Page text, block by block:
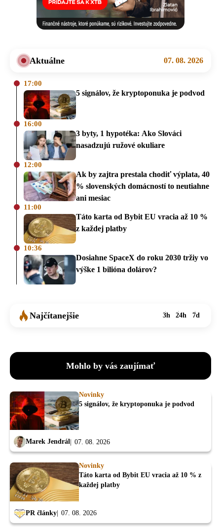
Aktuálne 07. 08. 2026
17:00
5 signálov, že kryptoponuka je podvod
16:00
3 byty, 1 hypotéka: Ako Slováci
nasadzujú ružové okuliare
12:00
Ak by zajtra prestala chodiť výplata, 40
% slovenských domácností to neutiahne
ani mesiac
11:00
Táto karta od Bybit EU vracia až 10 %
z každej platby
10:36
Dosiahne SpaceX do roku 2030 tržiy vo
výške 1 bilióna dolárov?
Najčítanejšie 3h 24h 7d
Mohlo by vás zaujímať
Novinky
5 signálov, že kryptoponuka je podvod
Marek Jendrál 07. 08. 2026
Novinky
Táto karta od Bybit EU vracia až 10 % z
každej platby
PR články 07. 08. 2026